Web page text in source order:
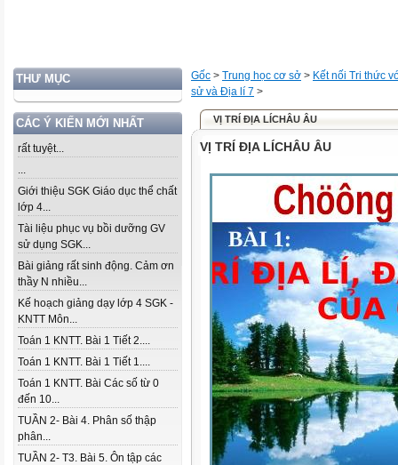
THƯ MỤC
CÁC Ý KIẾN MỚI NHẤT
rất tuyệt...
...
Giới thiệu SGK Giáo dục thể chất
lớp 4...
Tài liệu phục vụ bồi dưỡng GV
sử dụng SGK...
Bài giảng rất sinh động. Cảm ơn
thầy N nhiều...
Kế hoạch giảng dạy lớp 4 SGK -
KNTT Môn...
Toán 1 KNTT. Bài 1 Tiết 2....
Toán 1 KNTT. Bài 1 Tiết 1....
Toán 1 KNTT. Bài Các số từ 0
đến 10...
TUẦN 2- Bài 4. Phân số thập
phân...
TUẦN 2- T3. Bài 5. Ôn tập các
Gốc > Trung học cơ sở > Kết nối Tri thức
sử và Địa lí 7 >
VỊ TRÍ ĐỊA LÍCHÂU ÂU
VỊ TRÍ ĐỊA LÍCHÂU ÂU